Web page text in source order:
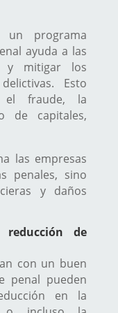
un programa
ayuda a las
y mitigar los
Esto
el fraude, la
de capitales,
las empresas
penales, sino
y daños
de
con un buen
penal pueden
en la